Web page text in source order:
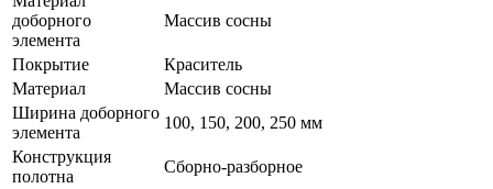
доборного
элемента
Массив сосны
Покрытие
Краситель
Материал
Массив сосны
Ширина доборного
элемента
100, 150, 200, 250 мм
Конструкция
полотна
Сборно-разборное